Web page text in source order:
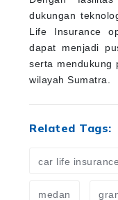
dukungan
Life Insurance
dapat menjadi
serta mendukung
wilayah Sumatra.
Related Tags:
car life insurance
medan